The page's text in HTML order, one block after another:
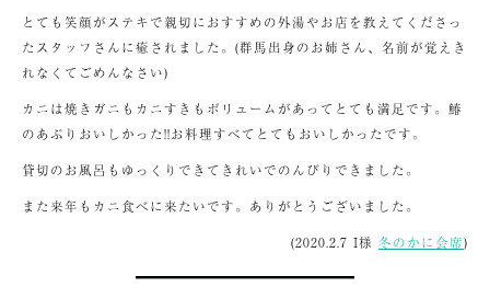
とても笑顔がステキで親切におすすめの外湯やお店を教えてくださっ
たスタッフさんに癒されました。(群馬出身のお姉さん、名前が覚えき
れなくてごめんなさい)
カニは焼きガニもカニすきもボリュームがあってとても満足です。鰆
のあぶりおいしかった!!お料理すべてとてもおいしかったです。
貸切のお風呂もゆっくりできてきれいでのんびりできました。
また来年もカニ食べに来たいです。ありがとうございました。
(2020.2.7 I様 冬のかに会席)